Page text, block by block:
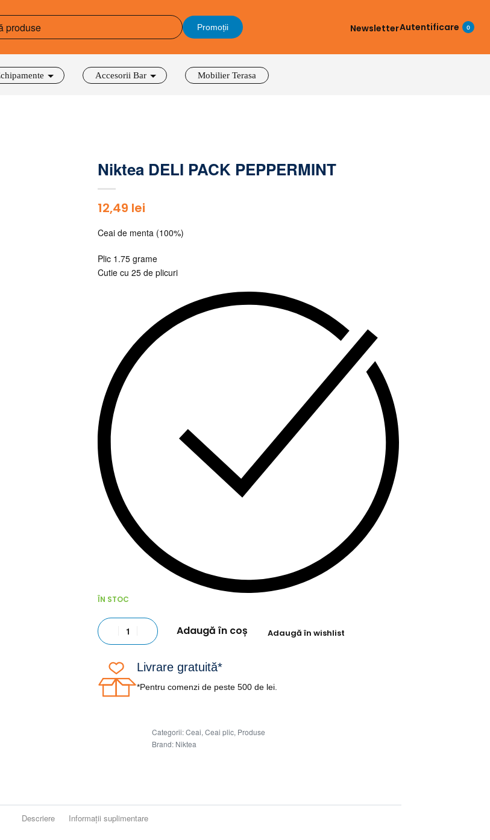
Promoții NewsletterAutentificare 0
Accesorii Bar Mobilier Terasa
Niktea DELI PACK PEPPERMINT
12,49 lei
Ceai de menta (100%)
Plic 1.75 grame
Cutie cu 25 de plicuri
ÎN STOC
Adaugă în coș Adaugă în wishlist
Livrare gratuită*
*Pentru comenzi de peste 500 de lei.
Categorii:Ceai, Ceai plic, Produse
Brand: Niktea
Descriere Informații suplimentare